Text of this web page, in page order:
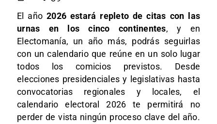
El año2026 estará repleto de citas con las
urnas en los cinco continentes, y en
Electomanía, un año más, podrás seguirlas
con un calendario que reúne en un solo lugar
todos los comicios previstos. Desde
elecciones presidenciales y legislativas hasta
convocatorias regionales y locales, el
calendario electoral 2026 te permitirá no
perder de vista ningún proceso clave del año.